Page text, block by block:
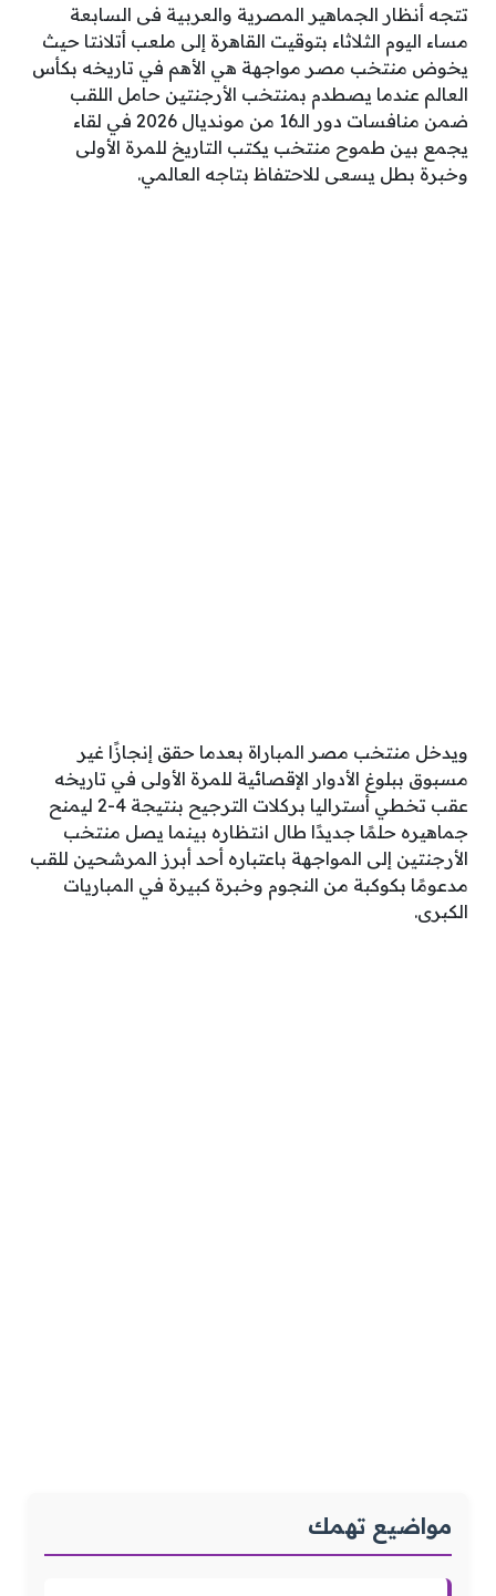
تتجه أنظار الجماهير المصرية والعربية فى السابعة
مساء اليوم الثلاثاء بتوقيت القاهرة إلى ملعب أتلانتا حيث
يخوض منتخب مصر مواجهة هي الأهم في تاريخه بكأس
العالم عندما يصطدم بمنتخب الأرجنتين حامل اللقب
ضمن منافسات دور الـ16 من مونديال 2026 في لقاء
يجمع بين طموح منتخب يكتب التاريخ للمرة الأولى
وخبرة بطل يسعى للاحتفاظ بتاجه العالمي.
ويدخل منتخب مصر المباراة بعدما حقق إنجازًا غير
مسبوق ببلوغ الأدوار الإقصائية للمرة الأولى في تاريخه
عقب تخطي أستراليا بركلات الترجيح بنتيجة 4-2 ليمنح
جماهيره حلمًا جديدًا طال انتظاره بينما يصل منتخب
الأرجنتين إلى المواجهة باعتباره أحد أبرز المرشحين للقب
مدعومًا بكوكبة من النجوم وخبرة كبيرة في المباريات
الكبرى.
مواضيع تهمك